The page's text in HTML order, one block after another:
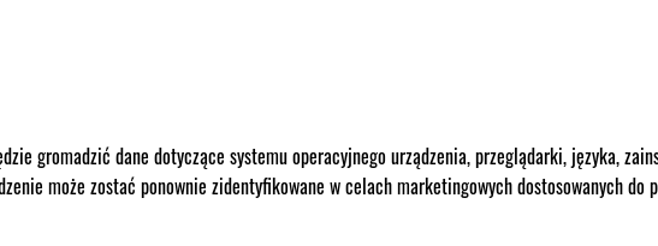
gromadzić dane dotyczące systemu operacyjnego urządzenia, przeglądarki, języka,
może zostać ponownie zidentyfikowane w celach marketingowych dostosowanych do